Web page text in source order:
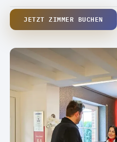
JETZT ZIMMER BUCHEN